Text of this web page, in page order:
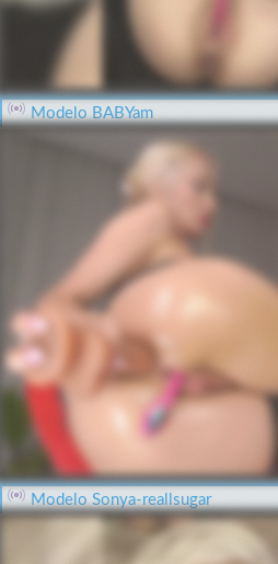
Modelo BABYam
Modelo Sonya-reallsugar